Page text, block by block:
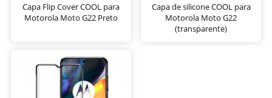
Capa Flip Cover COOL para
Motorola Moto G22 Preto
Capa de silicone COOL para
Motorola Moto G22
(transparente)